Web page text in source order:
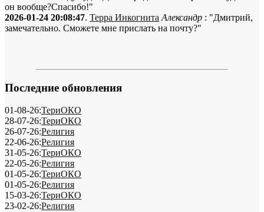
он вообще?Спасибо!"
2026-01-24 20:08:47. Терра Инкогнита Александр : "Дмитрий,
замечательно. Сможете мне прислать на почту?"
Последние обновления
01-08-26:ТериОКО
28-07-26:ТериОКО
26-07-26:Религия
22-06-26:Религия
31-05-26:ТериОКО
22-05-26:Религия
01-05-26:ТериОКО
01-05-26:Религия
15-03-26:ТериОКО
23-02-26:Религия